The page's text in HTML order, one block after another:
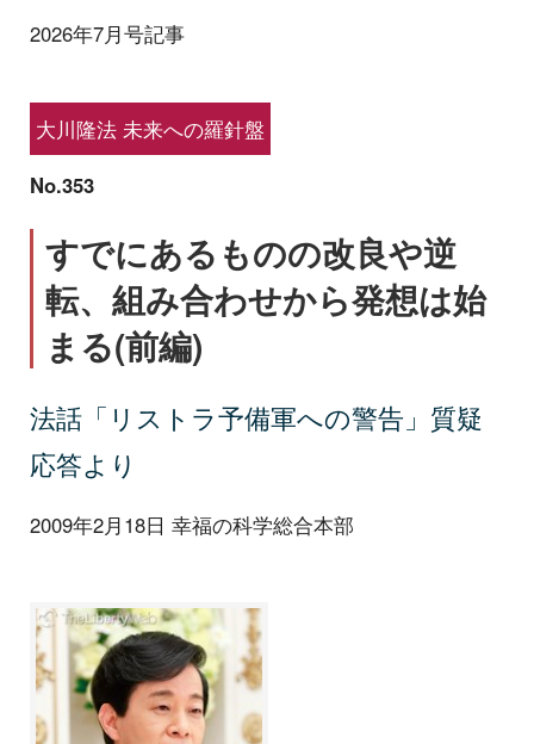
2026年7月号記事
大川隆法 未来への羅針盤
No.353
すでにあるものの改良や逆
転、組み合わせから発想は始
まる(前編)
法話「リストラ予備軍への警告」質疑
応答より
2009年2月18日 幸福の科学総合本部